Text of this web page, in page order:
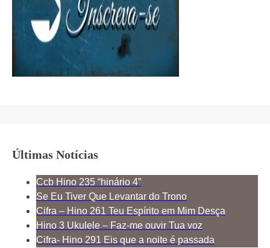
Últimas Notícias
Ccb Hino 235 “hinário 4”
Se Eu Tiver Que Levantar do Trono
Cifra – Hino 261 Teu Espírito em Mim Desça
Hino 3 Ukulele – Faz-me ouvir Tua voz
Cifra- Hino 291 Eis que a noite é passada